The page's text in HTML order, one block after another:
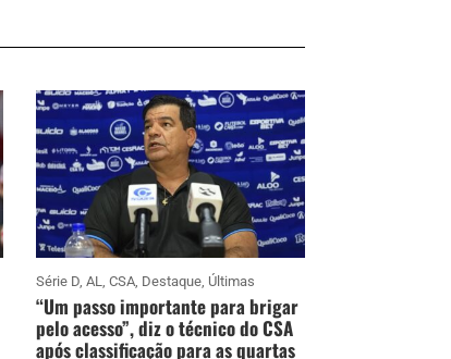
Série D,AL,CSA, Destaque, Últimas
“Um passo importante para brigar
pelo acesso”, diz o técnico do CSA
após classificação para as quartas